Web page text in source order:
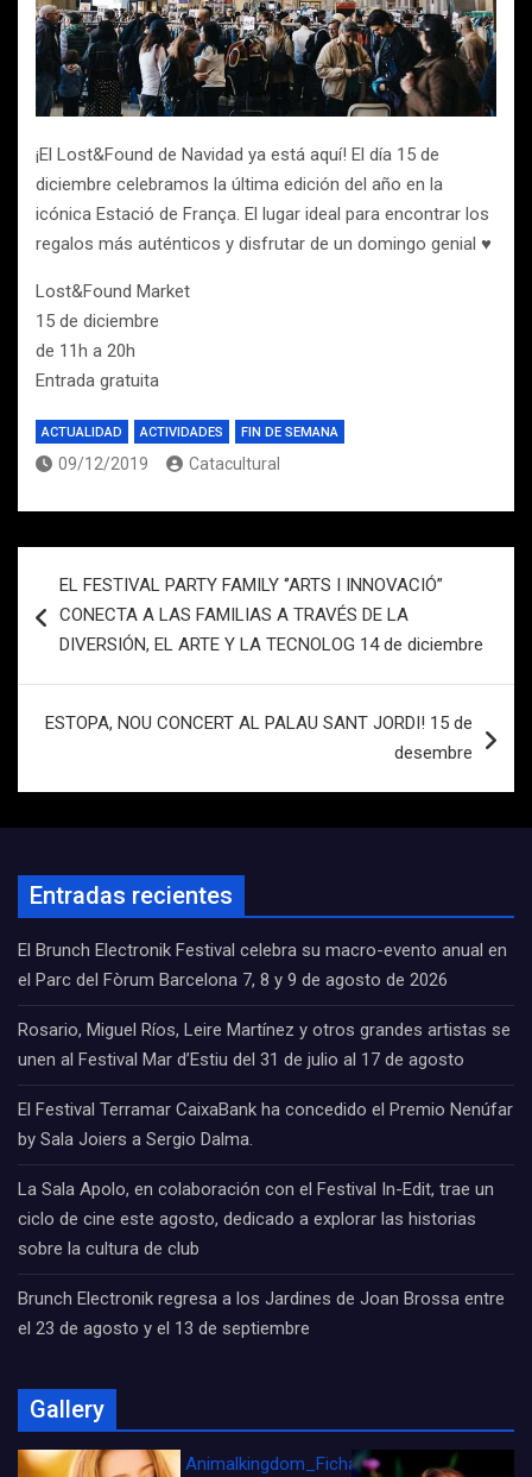
¡El Lost&Found de Navidad ya está aquí! El día 15 de
diciembre celebramos la última edición del año en la
icónica Estació de França. El lugar ideal para encontrar los
regalos más auténticos y disfrutar de un domingo genial ♥
Lost&Found Market
15 de diciembre
de 11h a 20h
Entrada gratuita
ACTUALIDAD ACTIVIDADES FIN DE SEMANA
09/12/2019 Catacultural
de
entradas
EL FESTIVAL PARTY FAMILY ‘’ARTS I INNOVACIÓ”
CONECTA A LAS FAMILIAS A TRAVÉS DE LA
DIVERSIÓN, EL ARTE Y LA TECNOLOG 14 de diciembre
ESTOPA, NOU CONCERT AL PALAU SANT JORDI! 15 de
desembre
Entradas recientes
El Brunch Electronik Festival celebra su macro-evento anual en
el Parc del Fòrum Barcelona 7, 8 y 9 de agosto de 2026
Rosario, Miguel Ríos, Leire Martínez y otros grandes artistas se
unen al Festival Mar d’Estiu del 31 de julio al 17 de agosto
El Festival Terramar CaixaBank ha concedido el Premio Nenúfar
by Sala Joiers a Sergio Dalma.
La Sala Apolo, en colaboración con el Festival In-Edit, trae un
ciclo de cine este agosto, dedicado a explorar las historias
sobre la cultura de club
Brunch Electronik regresa a los Jardines de Joan Brossa entre
el 23 de agosto y el 13 de septiembre
Gallery
Animalkingdom_FichaCine